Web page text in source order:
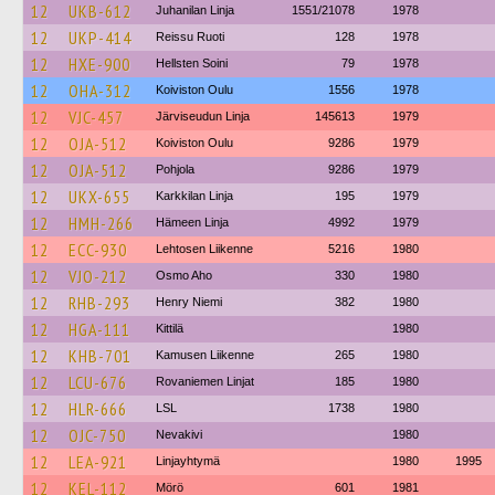
12 UKB-612 Juhanilan Linja 1551/21078 1978
12 UKP-414 Reissu Ruoti 128 1978
12 HXE-900 Hellsten Soini 79 1978
12 OHA-312 Koiviston Oulu 1556 1978
12 VJC-457 Järviseudun Linja 145613 1979
12 OJA-512 Koiviston Oulu 9286 1979
12 OJA-512 Pohjola 9286 1979
12 UKX-655 Karkkilan Linja 195 1979
12 HMH-266 Hämeen Linja 4992 1979
12 ECC-930 Lehtosen Liikenne 5216 1980
12 VJO-212 Osmo Aho 330 1980
12 RHB-293 Henry Niemi 382 1980
12 HGA-111 Kittilä 1980
12 KHB-701 Kamusen Liikenne 265 1980
12 LCU-676 Rovaniemen Linjat 185 1980
12 HLR-666 LSL 1738 1980
12 OJC-750 Nevakivi 1980
12 LEA-921 Linjayhtymä 1980 1995
12 KEL-112 Mörö 601 1981